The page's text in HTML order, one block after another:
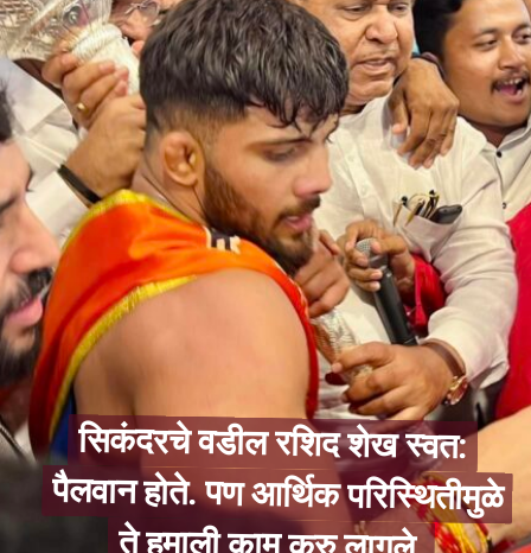
सिकंदरचे वडील रशिद शेख स्वत:
पैलवान होते. पण आर्थिक परिस्थितीमुळे
सिकंदरचे वडील रशिद शेख स्वत:
पैलवान होते. पण आर्थिक परिस्थितीमुळे